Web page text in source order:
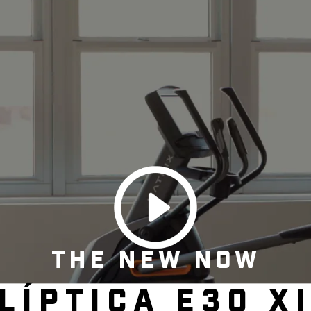
THE NEW NOW
E30